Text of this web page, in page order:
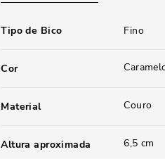
Tipo de Bico Fino
Cor
Material Couro
Altura aproximada 6,5 cm